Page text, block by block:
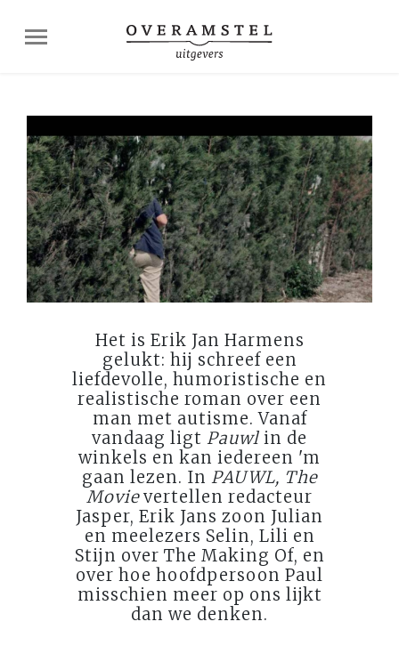
Het is Erik Jan Harmens
gelukt: hij schreef een
liefdevolle, humoristische en
realistische roman over een
man met autisme. Vanaf
vandaag ligt Pauwl in de
winkels en kan iedereen 'm
gaan lezen. In PAUWL, The
Movievertellen redacteur
Jasper, Erik Jans zoon Julian
en meelezers Selin, Lili en
Stijn over The Making Of, en
over hoe hoofdpersoon Paul
misschien meer op ons lijkt
dan we denken.